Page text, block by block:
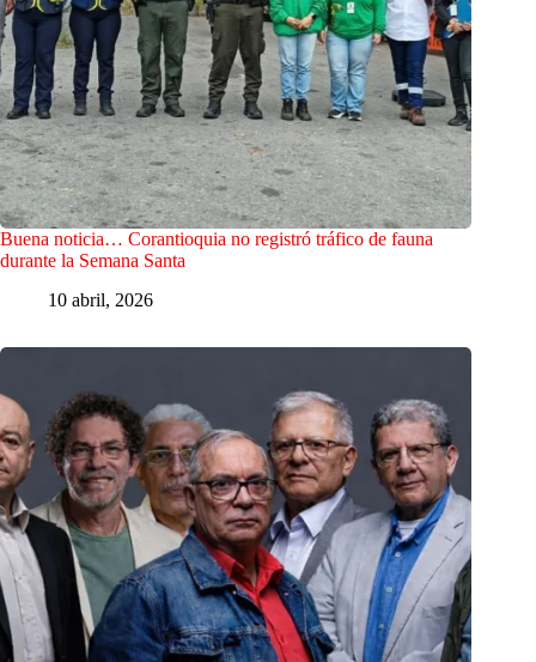
Buena noticia… Corantioquia no registró tráfico de fauna
durante la Semana Santa
10 abril, 2026